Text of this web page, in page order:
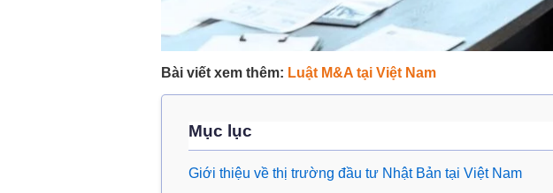
Bài viết xem thêm: Luật M&A tại Việt Nam
Mục lục
Giới thiệu về thị trường đầu tư Nhật Bản tại Việt Nam